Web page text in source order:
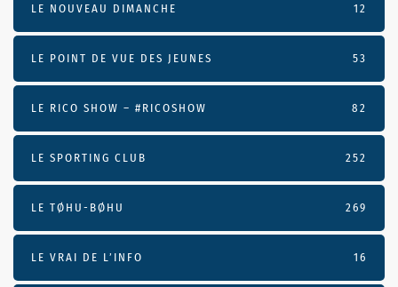
LE NOUVEAU DIMANCHE 12
LE POINT DE VUE DES JEUNES 53
LE RICO SHOW – #RICOSHOW 82
LE SPORTING CLUB 252
LE TØHU-BØHU 269
LE VRAI DE L’INFO 16